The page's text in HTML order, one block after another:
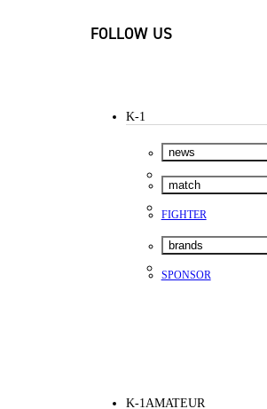
FOLLOW US
K-1
news
match
FIGHTER
brands
SPONSOR
K-1AMATEUR